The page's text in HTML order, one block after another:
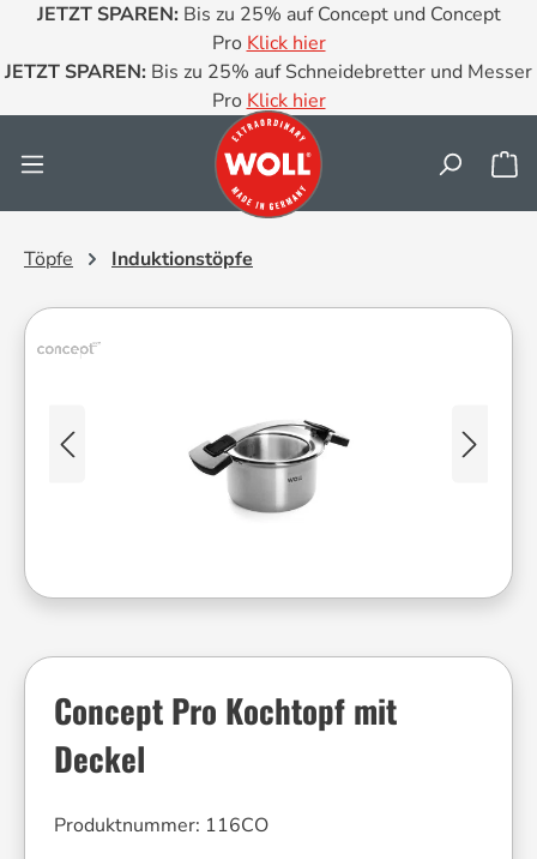
Zum Hauptinhalt springen
JETZT SPAREN: Bis zu 25% auf Concept und Concept
Pro Klick hier
JETZT SPAREN: Bis zu 25% auf Schneidebretter und Messer
Pro Klick hier
Töpfe Induktionstöpfe
Concept Pro Kochtopf mit
Deckel
Produktnummer: 116CO